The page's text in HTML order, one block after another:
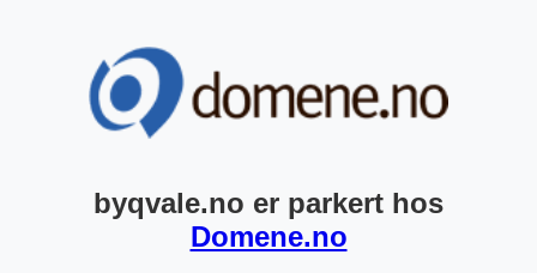
byqvale.no er parkert hos
Domene.no